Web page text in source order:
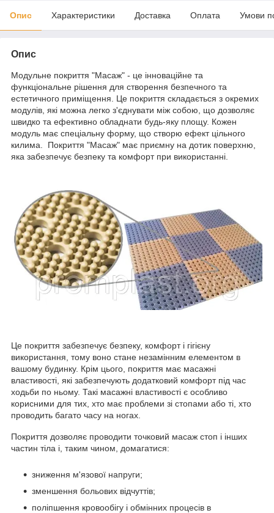
Опис Характеристики Доставка Оплата Умови
Опис
Модульне покриття "Масаж" - це інноваційне та
функціональне рішення для створення безпечного та
естетичного приміщення. Це покриття складається з окремих
модулів, які можна легко з'єднувати між собою, що дозволяє
швидко та ефективно обладнати будь-яку площу. Кожен
модуль має спеціальну форму, що створю ефект цільного
килима. Покриття "Масаж" має приємну на дотик поверхню,
яка забезпечує безпеку та комфорт при використанні.
Це покриття забезпечує безпеку, комфорт і гігієну
використання, тому воно стане незамінним елементом в
вашому будинку. Крім цього, покриття має масажні
властивості, які забезпечують додатковий комфорт під час
ходьби по ньому. Такі масажні властивості є особливо
корисними для тих, хто має проблеми зі стопами або ті, хто
проводить багато часу на ногах.
Покриття дозволяє проводити точковий масаж стоп і інших
частин тіла і, таким чином, домагатися:
зниження м'язової напруги;
зменшення больових відчуттів;
поліпшення кровообігу і обмінних процесів в